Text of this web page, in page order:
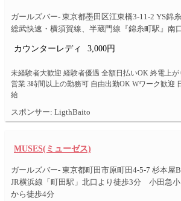
ガールズバー- 東京都墨田区江東橋3-11-2 YS錦
総武快速・横須賀線、半蔵門線『錦糸町駅』南
カウンターレディ 3,000円
未経験者大歓迎 経験者優遇 全額日払いOK 終電上
営業 3時間以上の勤務可 自由出勤OK Wワーク歓迎
給
スポンサー: LigthBaito
MUSES(ミューゼス)
ガールズバー- 東京都町田市原町田4-5-7 杉本屋
JR横浜線「町田駅」北口より徒歩3分 小田急小
から徒歩4分